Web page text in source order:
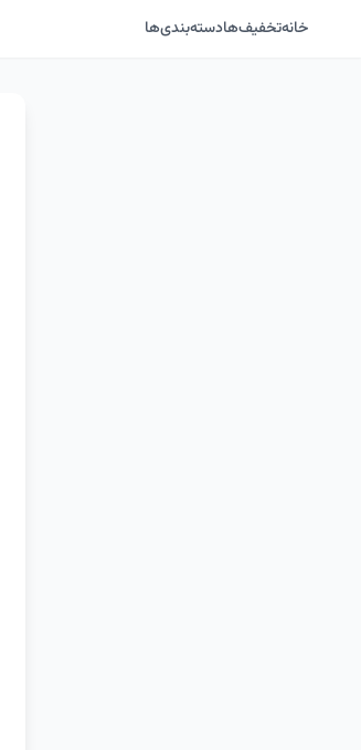
خانهتخفیف‌هادسته‌بندی‌ها